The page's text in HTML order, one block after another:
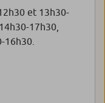
et 13h30-
17h30,
16h30.